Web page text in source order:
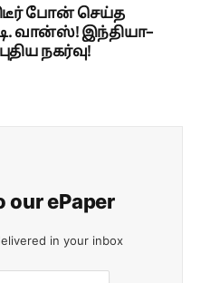
போன் செய்த
வான்ஸ்! இந்தியா–
நகர்வு!
our ePaper
in your inbox